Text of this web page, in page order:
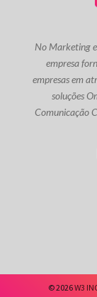
No Marketing
empresa
empresas em
soluções
Comunicação
© 2026W3